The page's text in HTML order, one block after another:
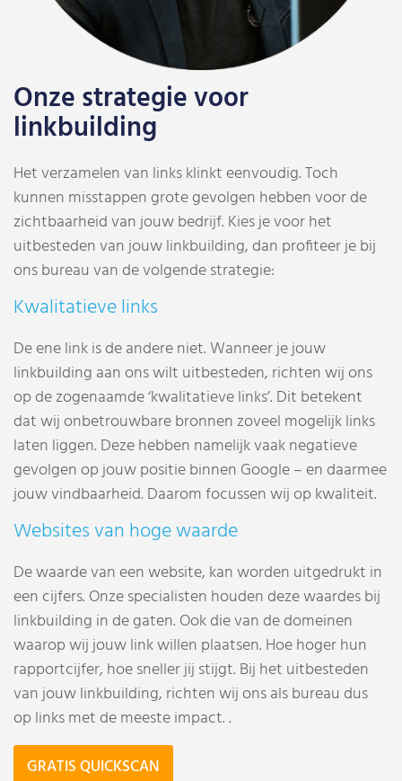
Onze strategie voor
linkbuilding
Het verzamelen van links klinkt eenvoudig. Toch
kunnen misstappen grote gevolgen hebben voor de
zichtbaarheid van jouw bedrijf. Kies je voor het
uitbesteden van jouw linkbuilding, dan profiteer je bij
ons bureau van de volgende strategie:
Kwalitatieve links
De ene link is de andere niet. Wanneer je jouw
linkbuilding aan ons wilt uitbesteden, richten wij ons
op de zogenaamde ‘kwalitatieve links’. Dit betekent
dat wij onbetrouwbare bronnen zoveel mogelijk links
laten liggen. Deze hebben namelijk vaak negatieve
gevolgen op jouw positie binnen Google – en daarmee
jouw vindbaarheid. Daarom focussen wij op kwaliteit.
Websites van hoge waarde
De waarde van een website, kan worden uitgedrukt in
een cijfers. Onze specialisten houden deze waardes bij
linkbuilding in de gaten. Ook die van de domeinen
waarop wij jouw link willen plaatsen. Hoe hoger hun
rapportcijfer, hoe sneller jij stijgt. Bij het uitbesteden
van jouw linkbuilding, richten wij ons als bureau dus
op links met de meeste impact. .
GRATIS QUICKSCAN